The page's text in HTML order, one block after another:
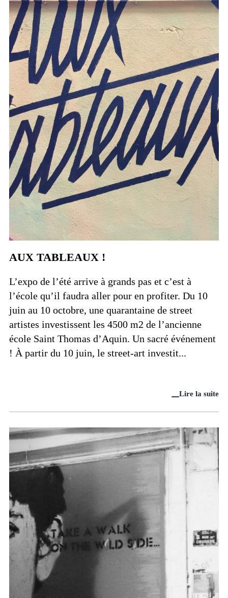
AUX TABLEAUX !
L’expo de l’été arrive à grands pas et c’est à
l’école qu’il faudra aller pour en profiter. Du 10
juin au 10 octobre, une quarantaine de street
artistes investissent les 4500 m2 de l’ancienne
école Saint Thomas d’Aquin. Un sacré événement
! À partir du 10 juin, le street-art investit...
Lire la suite